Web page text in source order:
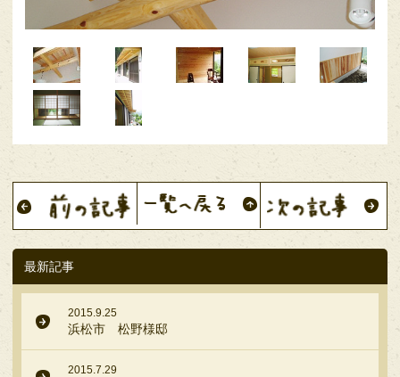
最新記事
2015.9.25
浜松市 松野様邸
2015.7.29